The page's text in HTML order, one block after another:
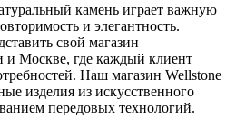
камень играет важную
и элегантность.
свой магазин
и Москве, где каждый клиент
Наш магазин Wellstone
изделия из искусственного
передовых технологий.